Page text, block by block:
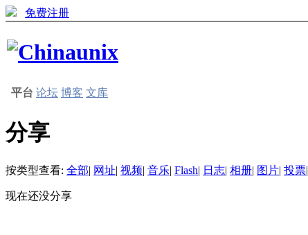
免费注册
平台 论坛 博客 文库
分享
按类型查看: 全部| 网址| 视频| 音乐| Flash| 日志| 相册| 图片| 投票|
现在还没分享